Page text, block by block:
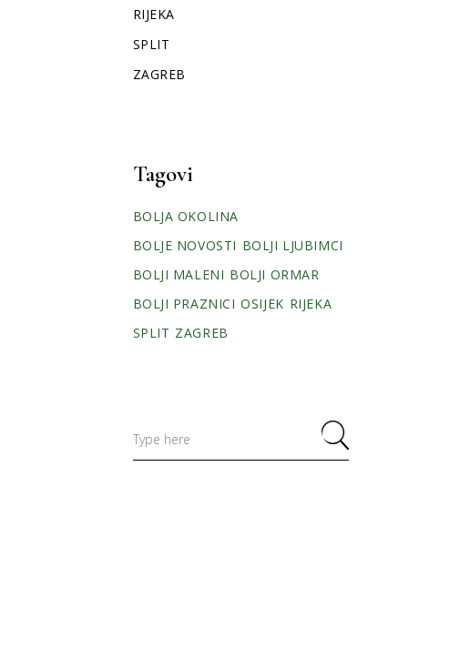
RIJEKA
SPLIT
ZAGREB
Tagovi
BOLJA OKOLINA
BOLJE NOVOSTI BOLJI LJUBIMCI
BOLJI MALENI BOLJI ORMAR
BOLJI PRAZNICI OSIJEK RIJEKA
SPLIT ZAGREB
for: